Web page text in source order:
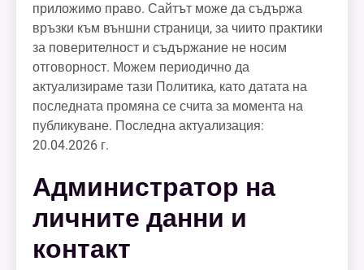
приложимо право. Сайтът може да съдържа
връзки към външни страници, за чиито практики
за поверителност и съдържание не носим
отговорност. Можем периодично да
актуализираме тази Политика, като датата на
последната промяна се счита за момента на
публикуване. Последна актуализация:
20.04.2026 г.
Администратор на
личните данни и
контакт